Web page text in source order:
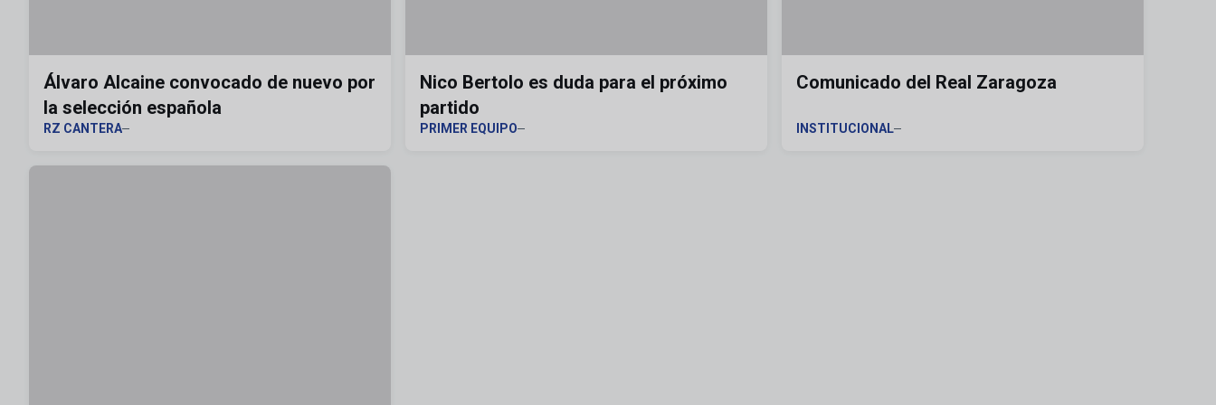
Álvaro Alcaine convocado de nuevo por
la selección española
RZ CANTERA
Nico Bertolo es duda para el próximo
partido
PRIMER EQUIPO
Comunicado del Real Zaragoza
INSTITUCIONAL